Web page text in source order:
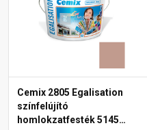
Cemix 2805 Egalisation
színfelújító
homlokzatfesték 5145